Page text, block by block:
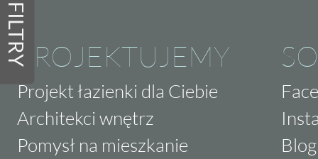
FILTRYPROJEKTUJEMY
Projekt łazienki dla Ciebie
Architekci wnętrz
Pomysł na mieszkanie
Blog